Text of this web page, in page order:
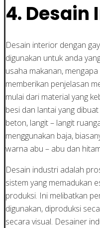
4. Desain
Desain interior dengan
digunakan untuk anda
usaha makanan, mengapa
memberikan penjelasan
mulai dari material yang
besi dan lantai yang
beton, langit – langit
menggunakan baja,
warna abu – abu dan
Desain industri adalah
sistem yang memadukan
produksi. Ini melibatkan
digunakan, diproduksi
secara visual. Desainer